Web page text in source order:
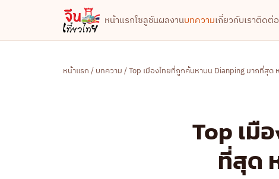
หน้าแรกโซลูชันผลงานบทความเกี่ยวกับเราติดต่อ
หน้าแรก/บทความ/ Top เมืองไทยที่ถูกค้นหาบน Dianping มากที่สุด
Top เมื
ที่สุด